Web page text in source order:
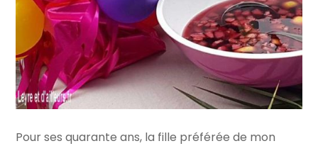
Pour ses quarante ans, la fille préférée de mon